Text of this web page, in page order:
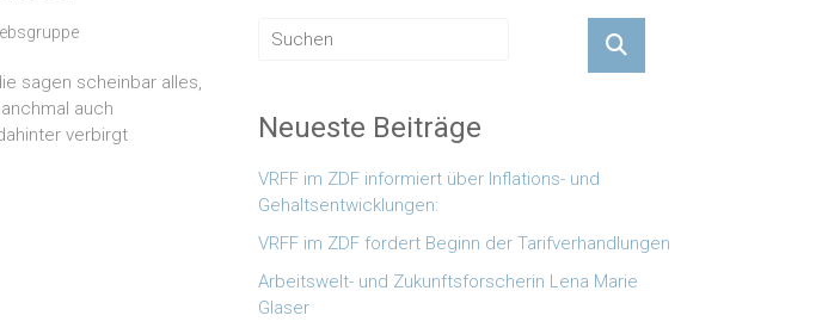
sagen scheinbar alles,
auch
verbirgt
Neueste Beiträge
VRFF im ZDF informiert über Inflations- und
Gehaltsentwicklungen:
VRFF im ZDF fordert Beginn der Tarifverhandlungen
Arbeitswelt- und Zukunftsforscherin Lena Marie
Glaser